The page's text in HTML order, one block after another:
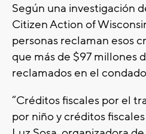
Según una investigación
Citizen Action of
personas reclaman esos
que más de $97 millones
reclamados en el
“Créditos fiscales por el
por niño y créditos